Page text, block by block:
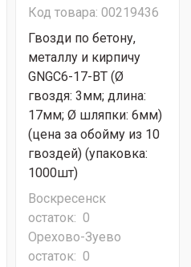
Код товара: 00219436
Гвозди по бетону,
металлу и кирпичу
GNGC6-17-BT (Ø
гвоздя: 3мм; длина:
17мм; Ø шляпки: 6мм)
(цена за обойму из 10
гвоздей) (упаковка:
1000шт)
Воскресенск
остаток: 0
Орехово-Зуево
остаток: 0